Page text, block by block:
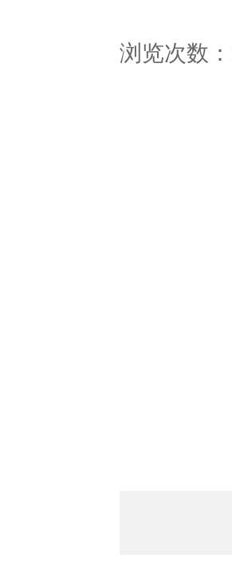
浏览次数：